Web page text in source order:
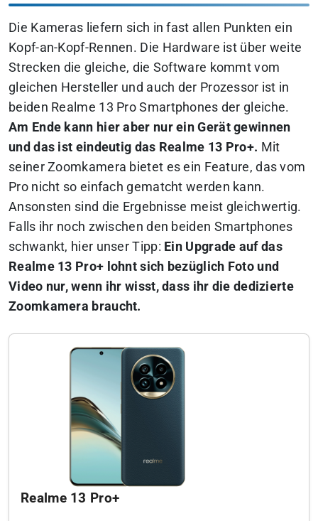
Die Kameras liefern sich in fast allen Punkten ein
Kopf-an-Kopf-Rennen. Die Hardware ist über weite
Strecken die gleiche, die Software kommt vom
gleichen Hersteller und auch der Prozessor ist in
beiden Realme 13 Pro Smartphones der gleiche.
Am Ende kann hier aber nur ein Gerät gewinnen
und das ist eindeutig das Realme 13 Pro+. Mit
seiner Zoomkamera bietet es ein Feature, das vom
Pro nicht so einfach gematcht werden kann.
Ansonsten sind die Ergebnisse meist gleichwertig.
Falls ihr noch zwischen den beiden Smartphones
schwankt, hier unser Tipp: Ein Upgrade auf das
Realme 13 Pro+ lohnt sich bezüglich Foto und
Video nur, wenn ihr wisst, dass ihr die dedizierte
Zoomkamera braucht.
Realme 13 Pro+